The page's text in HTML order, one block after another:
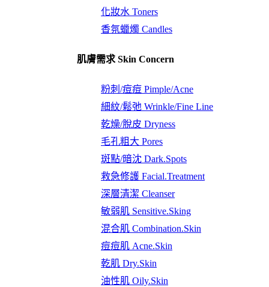
化妝水 Toners
香氛蠟燭 Candles
肌膚需求 Skin Concern
粉刺/痘痘 Pimple/Acne
細紋/鬆弛 Wrinkle/Fine Line
乾燥/脫皮 Dryness
毛孔粗大 Pores
斑點/暗沈 Dark.Spots
救急修護 Facial.Treatment
深層清潔 Cleanser
敏弱肌 Sensitive.Sking
混合肌 Combination.Skin
痘痘肌 Acne.Skin
乾肌 Dry.Skin
油性肌 Oily.Skin